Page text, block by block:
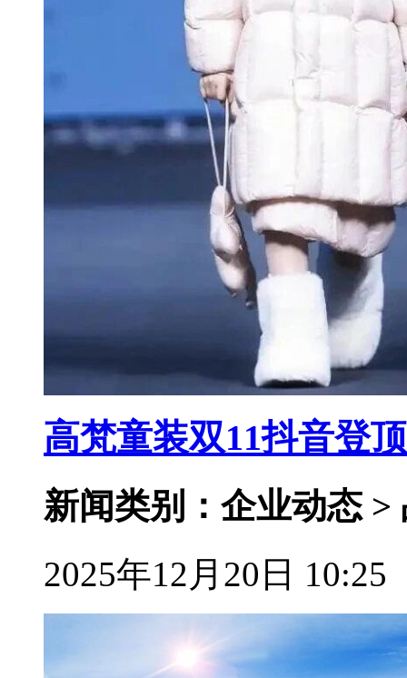
高梵童装双11抖音登
新闻类别：企业动态 >
2025年12月20日 10:25